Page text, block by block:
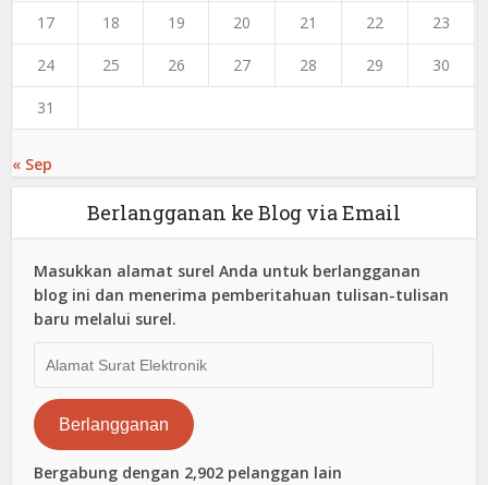
17 18 19 20 21 22 23
24 25 26 27 28 29 30
31
« Sep
Berlangganan ke Blog via Email
Masukkan alamat surel Anda untuk berlangganan
blog ini dan menerima pemberitahuan tulisan-tulisan
baru melalui surel.
Surat
Elektronik
Berlangganan
Bergabung dengan 2,902 pelanggan lain